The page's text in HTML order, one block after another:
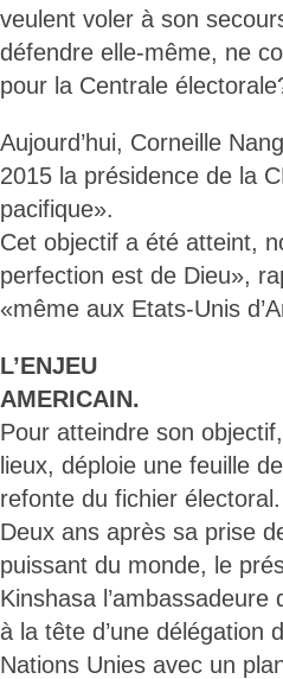
veulent voler à son
défendre elle-même, ne
pour la Centrale
Aujourd’hui, Corneille
2015 la présidence de la
pacifique».
Cet objectif a été atteint,
perfection est de Dieu»,
«même aux Etats-Unis
L’ENJEU
AMERICAIN.
Pour atteindre son
lieux, déploie une feuille
refonte du fichier
Deux ans après sa prise
puissant du monde, le
Kinshasa
à la tête d’une délégation
Nations Unies avec un